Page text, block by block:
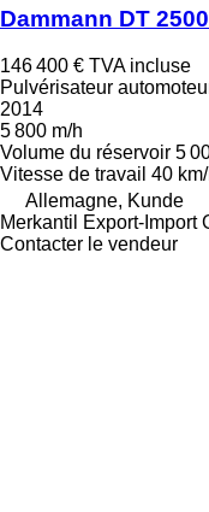
Dammann DT
146 400 € TVA incluse
Pulvérisateur
2014
5 800 m/h
Volume du réservoir 5
Vitesse de travail 40
Allemagne, Kunde
Merkantil Export-Import
Contacter le vendeur